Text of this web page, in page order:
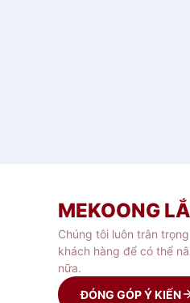
MEKOONG
Chúng tôi luôn trân
khách hàng để có thể
nữa.
ĐÓNG GÓP Ý KIẾN